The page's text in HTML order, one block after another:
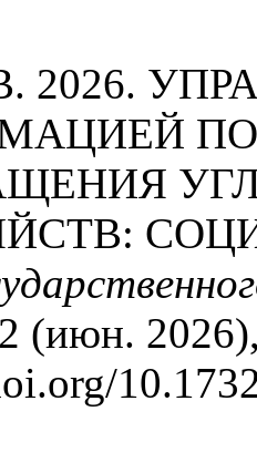
2026.
(июн.